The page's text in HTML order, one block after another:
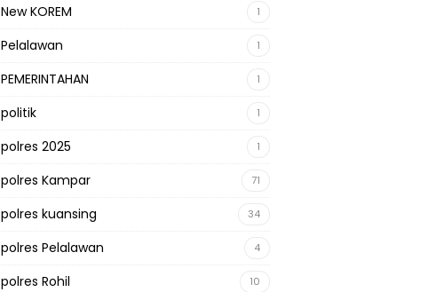
New KOREM 1
Pelalawan 1
PEMERINTAHAN 1
politik 1
polres 2025 1
polres Kampar 71
polres kuansing 34
polres Pelalawan 4
polres Rohil 10